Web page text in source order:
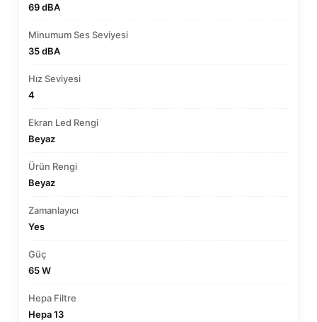
69 dBA
Minumum Ses Seviyesi
35 dBA
Hız Seviyesi
4
Ekran Led Rengi
Beyaz
Ürün Rengi
Beyaz
Zamanlayıcı
Yes
Güç
65 W
Hepa Filtre
Hepa 13